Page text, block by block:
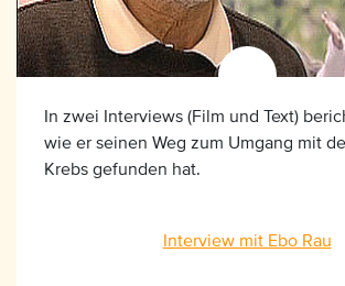
In zwei Interviews (Film und Text)
wie er seinen Weg zum Umgang mit
Krebs gefunden hat.
Interview mit Ebo Rau